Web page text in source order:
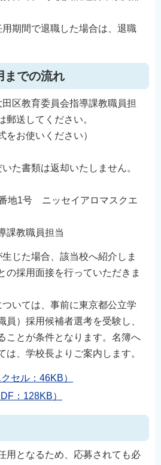
期間で退職した場合は、退職
までの流れ
田区教育委員会指導課教職員担
郵送してください。
をお使いください）
た書類は返却いたしません。
地1号 ニッセイアロマスクエ
課教職員担当
生じた場合、該当校へ紹介しま
の採用面接を行っていただきま
ついては、事前に東京都公立学
員）採用候補者選考を受験し、
ことが条件となります。名簿へ
は、学校長よりご案内します。
セル：46KB）
：128KB）
用となるため、応募されても必